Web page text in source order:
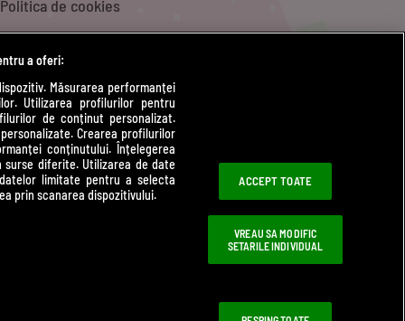
Politica de cookies
Politică de confidențialitate
Contact
Modifică Setările
a oferi:
Măsurarea performanței
Utilizarea profilurilor pentru
de conținut personalizat.
Crearea profilurilor
conținutului. Înțelegerea
diferite. Utilizarea de date
limitate pentru a selecta
prin scanarea dispozitivului.
ACCEPT TOATE
VREAU SA MODIFIC
SETARILE INDIVIDUAL